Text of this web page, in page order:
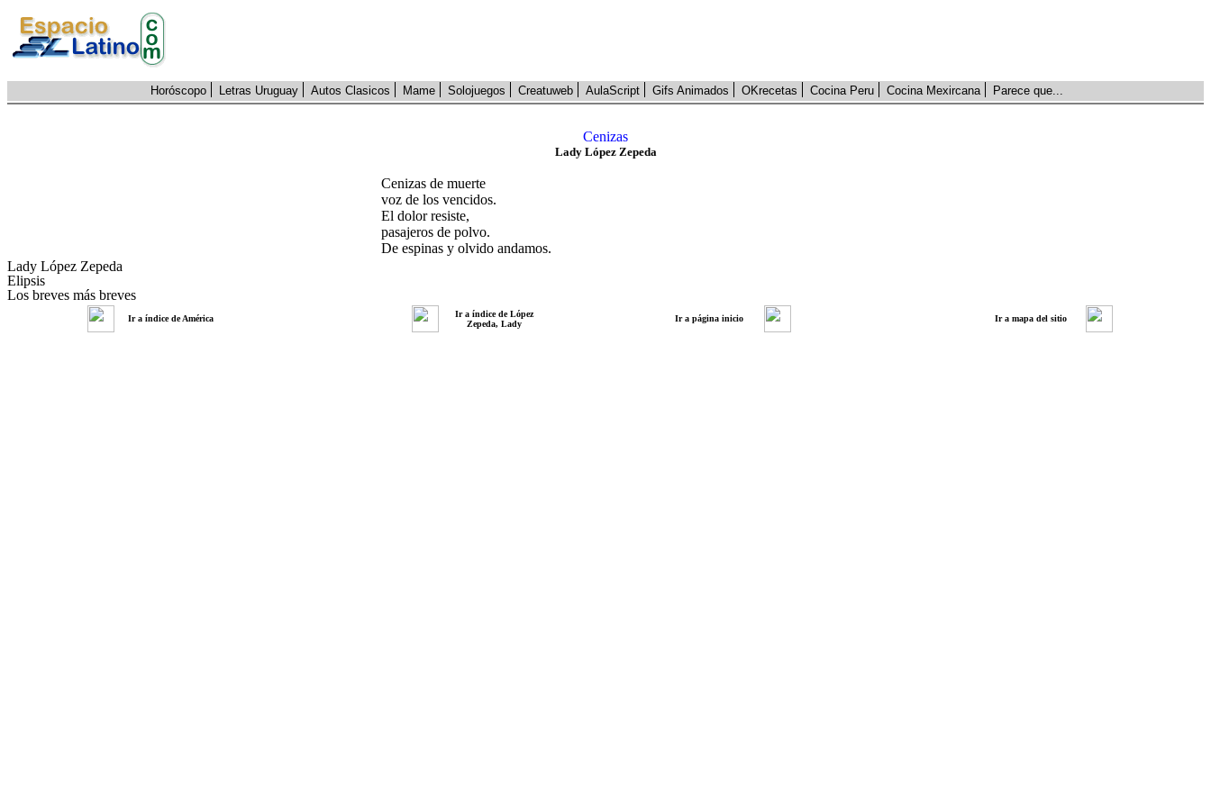
Horóscopo Letras Uruguay Autos Clasicos Mame Solojuegos Creatuweb AulaScript Gifs Animados OKrecetas Cocina Peru Cocina Mexircana Parece que...
Cenizas
Lady López Zepeda
Cenizas de muerte
voz de los vencidos.
El dolor resiste,
pasajeros de polvo.
De espinas y olvido andamos.
Lady López Zepeda
Elipsis
Los breves más breves
Ir a índice de América
Ir a índice de López
Zepeda, Lady
Ir a página inicio Ir a mapa del sitio